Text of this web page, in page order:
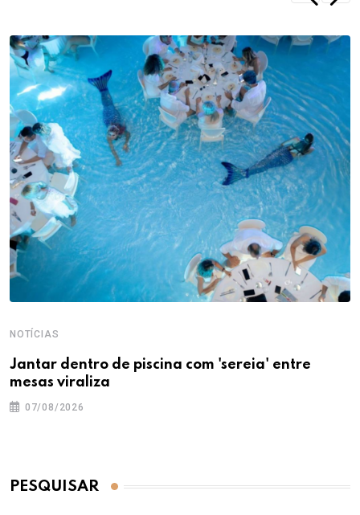
NOTÍCIAS
Jantar dentro de piscina com 'sereia' entre
mesas viraliza
07/08/2026
PESQUISAR